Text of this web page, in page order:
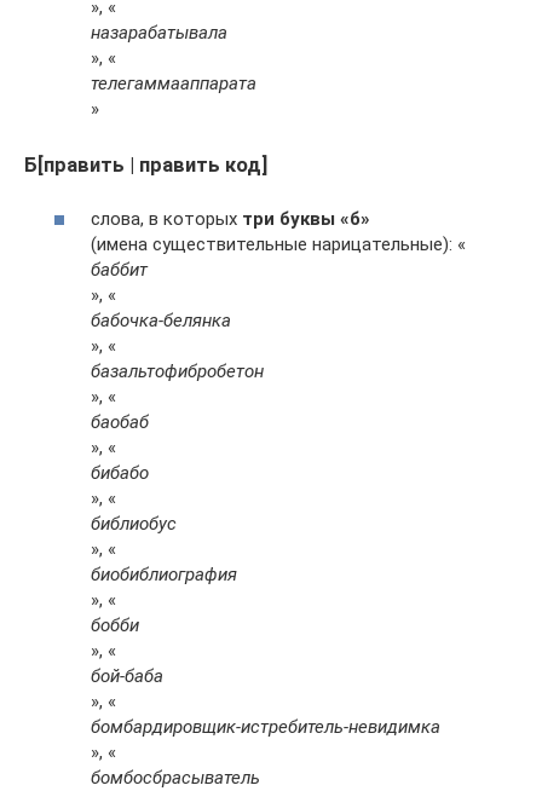
», «
назарабатывала
», «
телегаммааппарата
»
Б[править | править код]
слова, в которых три буквы «б»
(имена существительные нарицательные): «
баббит
», «
бабочка-белянка
», «
базальтофибробетон
», «
баобаб
», «
бибабо
», «
библиобус
», «
биобиблиография
», «
бобби
», «
бой-баба
», «
бомбардировщик-истребитель-невидимка
», «
бомбосбрасыватель